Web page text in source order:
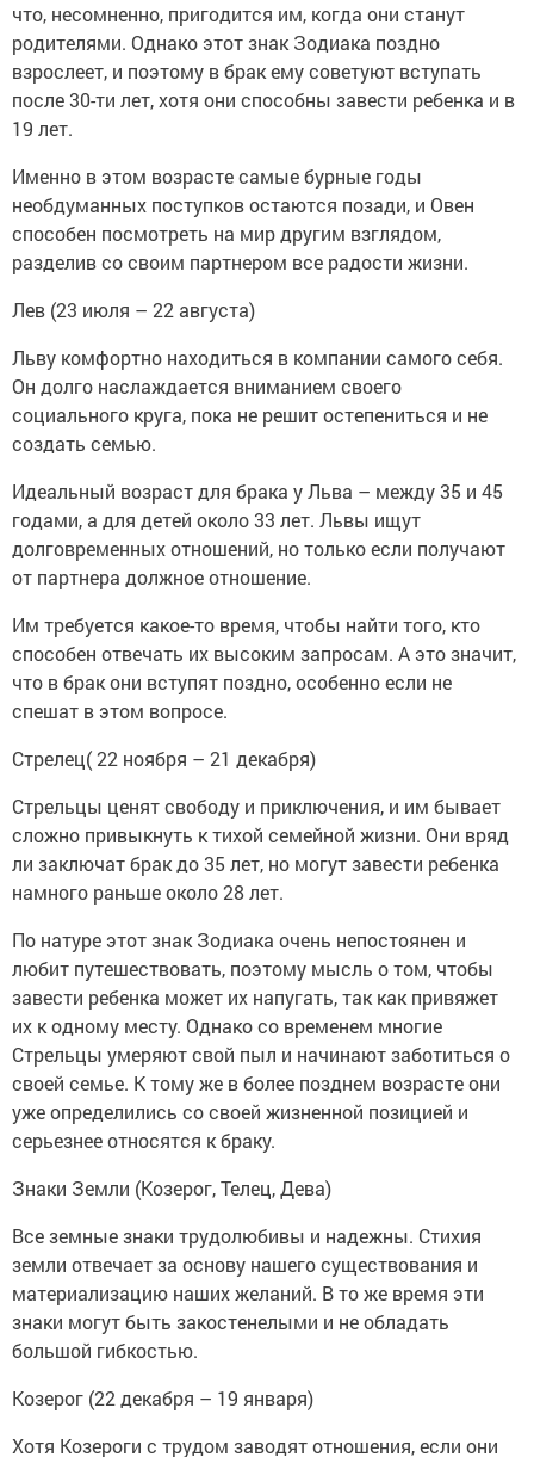
что, несомненно, пригодится им, когда они станут
родителями. Однако этот знак Зодиака поздно
взрослеет, и поэтому в брак ему советуют вступать
после 30-ти лет, хотя они способны завести ребенка и в
19 лет.
Именно в этом возрасте самые бурные годы
необдуманных поступков остаются позади, и Овен
способен посмотреть на мир другим взглядом,
разделив со своим партнером все радости жизни.
Лев (23 июля – 22 августа)
Льву комфортно находиться в компании самого себя.
Он долго наслаждается вниманием своего
социального круга, пока не решит остепениться и не
создать семью.
Идеальный возраст для брака у Льва – между 35 и 45
годами, а для детей около 33 лет. Львы ищут
долговременных отношений, но только если получают
от партнера должное отношение.
Им требуется какое-то время, чтобы найти того, кто
способен отвечать их высоким запросам. А это значит,
что в брак они вступят поздно, особенно если не
спешат в этом вопросе.
Стрелец( 22 ноября – 21 декабря)
Стрельцы ценят свободу и приключения, и им бывает
сложно привыкнуть к тихой семейной жизни. Они вряд
ли заключат брак до 35 лет, но могут завести ребенка
намного раньше около 28 лет.
По натуре этот знак Зодиака очень непостоянен и
любит путешествовать, поэтому мысль о том, чтобы
завести ребенка может их напугать, так как привяжет
их к одному месту. Однако со временем многие
Стрельцы умеряют свой пыл и начинают заботиться о
своей семье. К тому же в более позднем возрасте они
уже определились со своей жизненной позицией и
серьезнее относятся к браку.
Знаки Земли (Козерог, Телец, Дева)
Все земные знаки трудолюбивы и надежны. Стихия
земли отвечает за основу нашего существования и
материализацию наших желаний. В то же время эти
знаки могут быть закостенелыми и не обладать
большой гибкостью.
Козерог (22 декабря – 19 января)
Хотя Козероги с трудом заводят отношения, если они